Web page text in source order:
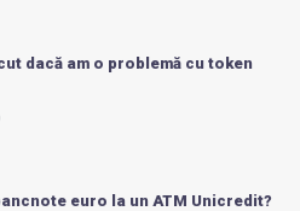
dacă am o problemă cu token
euro la un ATM Unicredit?